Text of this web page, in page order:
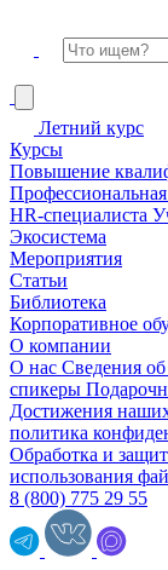
Летний курс
Курсы
Повышение
HR-специалиста
Экосистема
Мероприятия
Статьи
Библиотека
Корпоративное
О компании
О нас Сведения
спикеры
Достижения
политика
Обработка и
использования
8 (800) 775 29 55